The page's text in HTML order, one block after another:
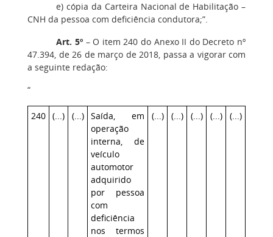
e) cópia da Carteira Nacional de Habilitação –
CNH da pessoa com deficiência condutora;”.
Art. 5º– O item 240 do Anexo II do Decreto nº
47.394, de 26 de março de 2018, passa a vigorar com
a seguinte redação:
“
240 (...) (...)
Saída, em
operação
interna, de
veículo
automotor
adquirido
por pessoa
com
deficiência
nos termos
(...) (...) (...) (...) (...)